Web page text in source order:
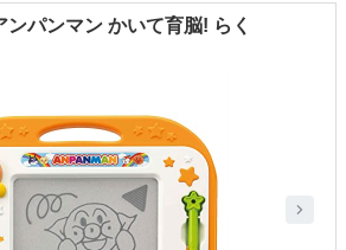
パンマン かいて育脳! らく